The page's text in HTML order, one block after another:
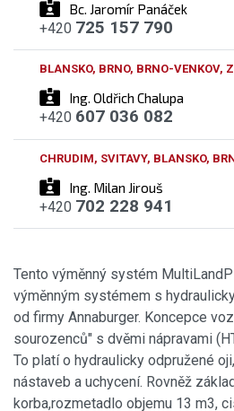
Bc. Jaromír Panáček
+420 725 157 790
Ing. Oldřich Chalupa
BLANSKO, BRNO, BRNO-VENKOV,
+420 607 036 082
Ing. Milan Jirouš
CHRUDIM, SVITAVY, BLANSKO,
+420 702 228 941
Tento výměnný systém
výměnným systémem s
od firmy Annaburger. Koncepce
sourozenců" s dvěmi nápravami
To platí o hydraulicky odpružené
nástaveb a uchycení. Rovněž
korba,rozmetadlo objemu 13 m3,